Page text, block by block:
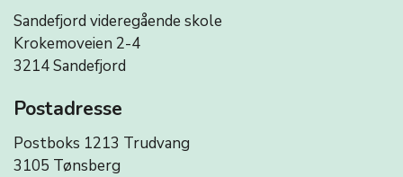
Sandefjord videregående skole
Krokemoveien 2-4
3214 Sandefjord
Postadresse
Postboks 1213 Trudvang
3105 Tønsberg